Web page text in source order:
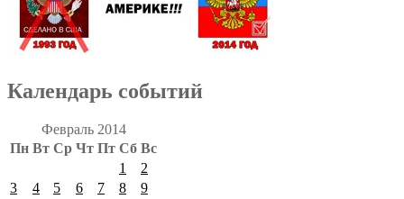
Календарь событий
Февраль 2014
Пн Вт Ср Чт Пт Сб Вс
1
2
3
4 5 6 7 8
9